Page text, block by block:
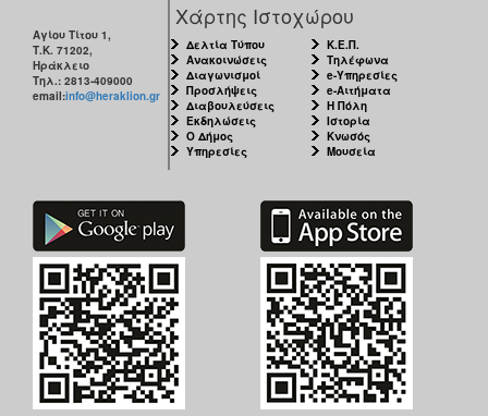
Αγίου Τίτου 1,
Τ.Κ. 71202,
Ηράκλειο
Τηλ.: 2813-409000
email:info@heraklion.gr
Χάρτης Ιστοχώρου
Δελτία Τύπου
Ανακοινώσεις
Διαγωνισμοί
Προσλήψεις
Διαβουλεύσεις
Εκδηλώσεις
Ο Δήμος
Υπηρεσίες
Κ.Ε.Π.
Τηλέφωνα
e-Υπηρεσίες
e-Αιτήματα
Η Πόλη
Ιστορία
Κνωσός
Μουσεία